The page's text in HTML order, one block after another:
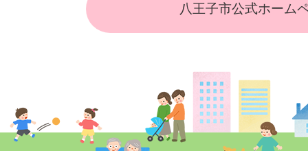
八王子市公式ホーム